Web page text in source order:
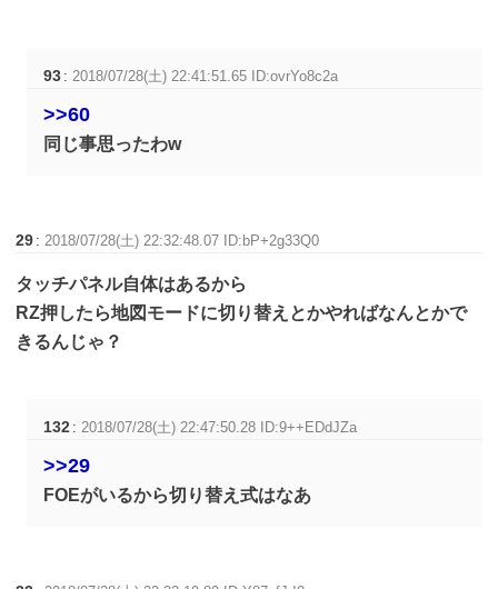
93 : 2018/07/28(土) 22:41:51.65 ID:ovrYo8c2a
>>60
同じ事思ったわw
29 : 2018/07/28(土) 22:32:48.07 ID:bP+2g33Q0
タッチパネル自体はあるから
RZ押したら地図モードに切り替えとかやればなんとかで
きるんじゃ？
132 : 2018/07/28(土) 22:47:50.28 ID:9++EDdJZa
>>29
FOEがいるから切り替え式はなあ